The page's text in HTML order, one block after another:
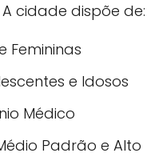
A cidade dispõe de:
Femininas
e Idosos
Médico
Padrão e Alto